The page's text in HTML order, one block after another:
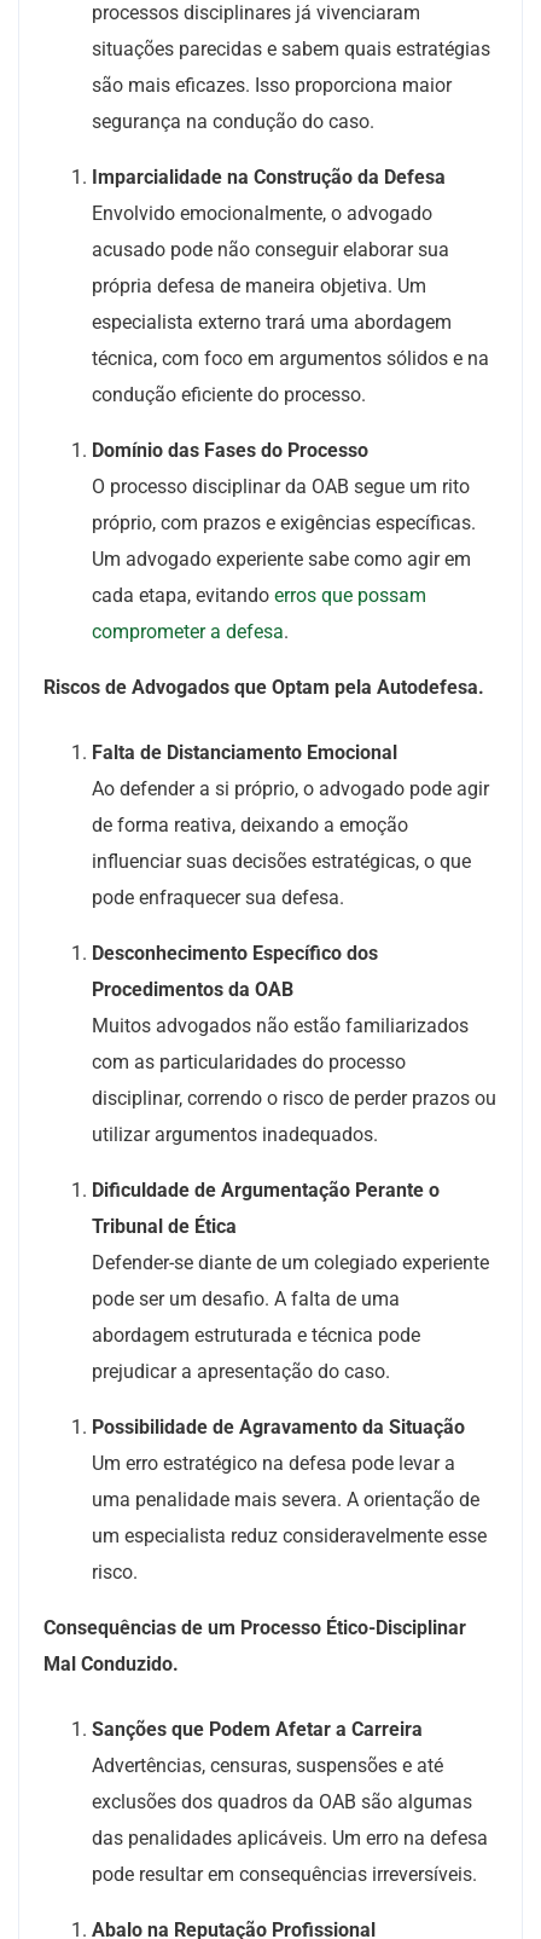
processos disciplinares já vivenciaram
situações parecidas e sabem quais estratégias
são mais eficazes. Isso proporciona maior
segurança na condução do caso.
Imparcialidade na Construção da Defesa
Envolvido emocionalmente, o advogado
acusado pode não conseguir elaborar sua
própria defesa de maneira objetiva. Um
especialista externo trará uma abordagem
técnica, com foco em argumentos sólidos e na
condução eficiente do processo.
Domínio das Fases do Processo
O processo disciplinar da OAB segue um rito
próprio, com prazos e exigências específicas.
Um advogado experiente sabe como agir em
cada etapa, evitando erros que possam
comprometer a defesa.
Riscos de Advogados que Optam pela Autodefesa.
Falta de Distanciamento Emocional
Ao defender a si próprio, o advogado pode agir
de forma reativa, deixando a emoção
influenciar suas decisões estratégicas, o que
pode enfraquecer sua defesa.
Desconhecimento Específico dos
Procedimentos da OAB
Muitos advogados não estão familiarizados
com as particularidades do processo
disciplinar, correndo o risco de perder prazos ou
utilizar argumentos inadequados.
Dificuldade de Argumentação Perante o
Tribunal de Ética
Defender-se diante de um colegiado experiente
pode ser um desafio. A falta de uma
abordagem estruturada e técnica pode
prejudicar a apresentação do caso.
Possibilidade de Agravamento da Situação
Um erro estratégico na defesa pode levar a
uma penalidade mais severa. A orientação de
um especialista reduz consideravelmente esse
risco.
Consequências de um Processo Ético-Disciplinar
Mal Conduzido.
Sanções que Podem Afetar a Carreira
Advertências, censuras, suspensões e até
exclusões dos quadros da OAB são algumas
das penalidades aplicáveis. Um erro na defesa
pode resultar em consequências irreversíveis.
Abalo na Reputação Profissional